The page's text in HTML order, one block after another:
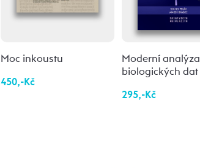
Moc inkoustu
450,-Kč
Moderní analýza
biologických dat
295,-Kč